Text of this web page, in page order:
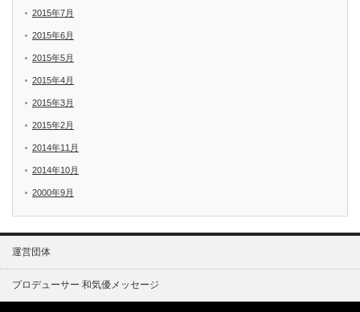
2015年7月
2015年6月
2015年5月
2015年4月
2015年3月
2015年2月
2014年11月
2014年10月
2000年9月
運営団体
プロデューサー 和気優メッセージ